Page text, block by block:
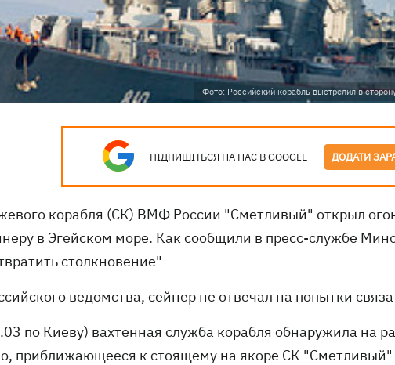
Фото: Российский корабль выстрелил в
ПІДПИШІТЬСЯ НА НАС В GOOGLE ДОДАТИ
корабля (СК) ВМФ России "Сметливый" открыл
в Эгейском море. Как сообщили в пресс-службе
столкновение"
ведомства, сейнер не отвечал на попытки
по Киеву) вахтенная служба корабля обнаружила на
приближающееся к стоящему на якоре СК "Сметливый"